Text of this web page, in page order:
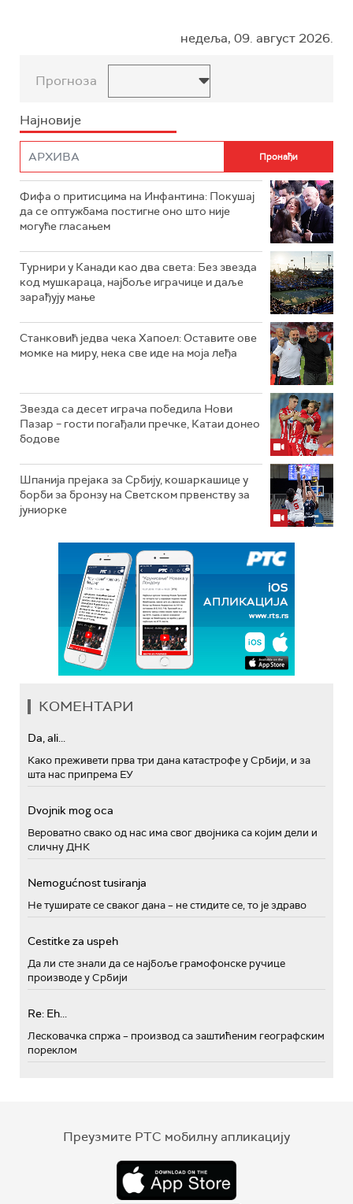
недеља, 09. август 2026.
Прогноза
Најновије
Фифа о притисцима на Инфантина: Покушај
да се оптужбама постигне оно што није
могуће гласањем
Турнири у Канади као два света: Без звезда
код мушкараца, најбоље играчице и даље
зарађују мање
Станковић једва чека Хапоел: Оставите ове
момке на миру, нека све иде на моја леђа
Звезда са десет играча победила Нови
Пазар – гости погађали пречке, Катаи донео
бодове
Шпанија прејакa за Србију, кошаркашице у
борби за бронзу на Светском првенству за
јуниорке
КОМЕНТАРИ
Da, ali...
Како преживети прва три дана катастрофе у Србији, и за
шта нас припрема ЕУ
Dvojnik mog oca
Вероватно свако од нас има свог двојника са којим дели и
сличну ДНК
Nemogućnost tusiranja
Не туширате се сваког дана – не стидите се, то је здраво
Cestitke za uspeh
Да ли сте знали да се најбоље грамофонске ручице
производе у Србији
Re: Eh...
Лесковачка спржа – производ са заштићеним географским
пореклом
Преузмите РТС мобилну апликацију